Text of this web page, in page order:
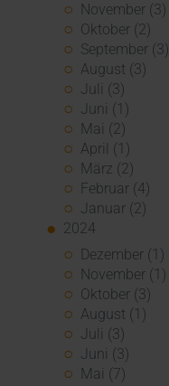
November (3)
Oktober (2)
September (3)
August (3)
Juli (3)
Juni (1)
Mai (2)
April (1)
März (2)
Februar (4)
Januar (2)
2024
Dezember (1)
November (1)
Oktober (3)
August (1)
Juli (3)
Juni (3)
Mai (7)